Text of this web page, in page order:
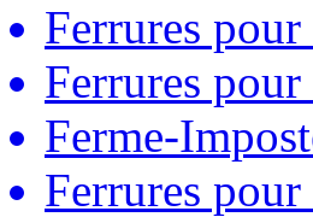
Ferrures
Ferrures
Ferme-
Ferrures